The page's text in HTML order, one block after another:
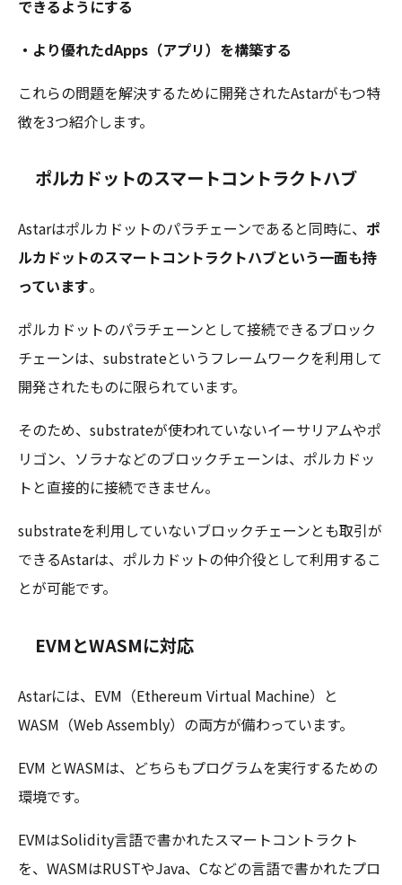
できるようにする
・より優れたdApps（アプリ）を構築する
これらの問題を解決するために開発されたAstarがもつ特
徴を3つ紹介します。
ポルカドットのスマートコントラクトハブ
Astarはポルカドットのパラチェーンであると同時に、 ポ
ルカドットのスマートコントラクトハブという一面も持
っています。
ポルカドットのパラチェーンとして接続できるブロック
チェーンは、substrateというフレームワークを利用して
開発されたものに限られています。
そのため、substrateが使われていないイーサリアムやポ
リゴン、ソラナなどのブロックチェーンは、ポルカドッ
トと直接的に接続できません。
substrateを利用していないブロックチェーンとも取引が
できるAstarは、ポルカドットの仲介役として利用するこ
とが可能です。
EVMとWASMに対応
Astarには、EVM（Ethereum Virtual Machine）と
WASM（Web Assembly）の両方が備わっています。
EVM とWASMは、どちらもプログラムを実行するための
環境です。
EVMはSolidity言語で書かれたスマートコントラクト
を、WASMはRUSTやJava、Cなどの言語で書かれたプロ